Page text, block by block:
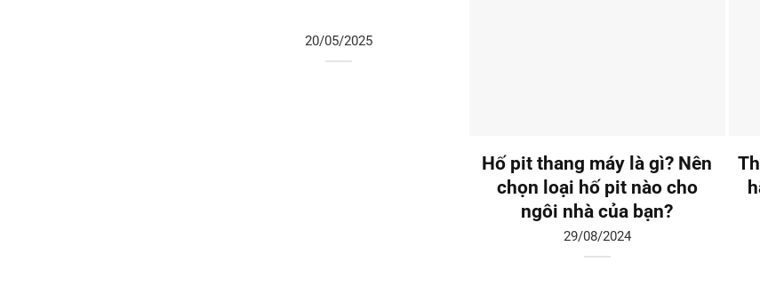
20/05/2025
Hố pit thang máy là gì? Nên
chọn loại hố pit nào cho
ngôi nhà của bạn?
29/08/2024